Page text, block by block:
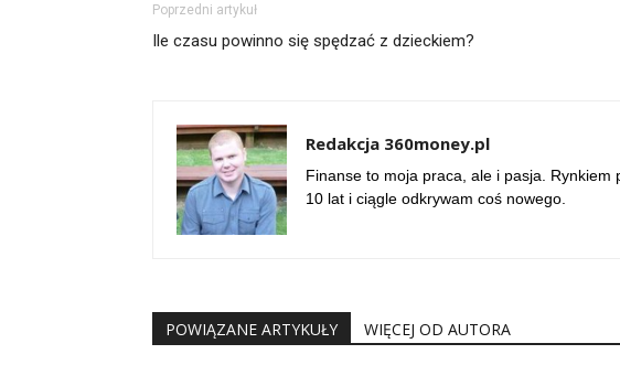
Poprzedni artykuł
Ile czasu powinno się spędzać z dzieckiem?
Redakcja 360money.pl
Finanse to moja praca, ale i pasja. Rynkiem
10 lat i ciągle odkrywam coś nowego.
POWIĄZANE ARTYKUŁY WIĘCEJ OD AUTORA